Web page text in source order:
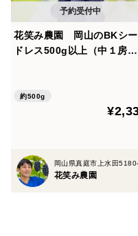
花笑み農園 岡山のBKシー
ドレス500g以上（中１房）
約500g
岡山県真庭市上水田
花笑み農園